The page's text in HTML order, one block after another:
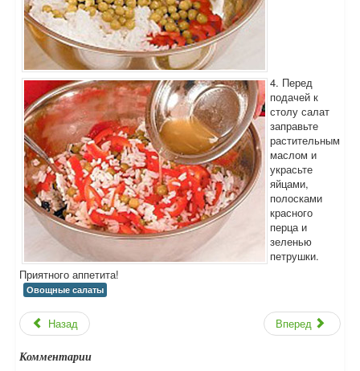
4. Перед
подачей к
столу салат
заправьте
растительным
маслом и
украсьте
яйцами,
полосками
красного
перца и
зеленью
петрушки.
Приятного аппетита!
Овощные салаты
Назад Вперед
Комментарии